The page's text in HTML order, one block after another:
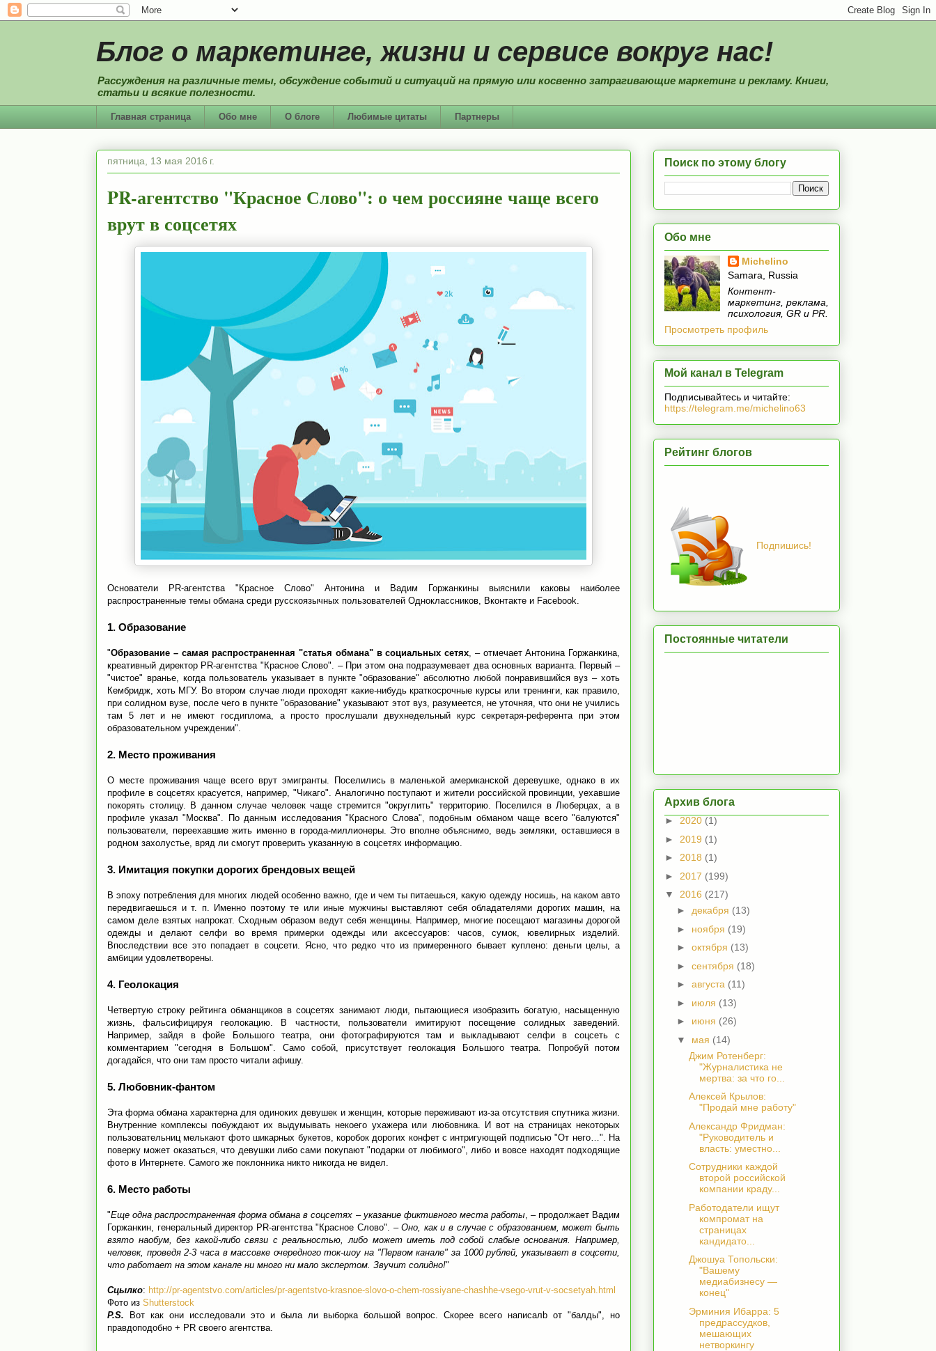
Блог о маркетинге, жизни и сервисе вокруг нас!
Рассуждения на различные темы, обсуждение событий и ситуаций на прямую или косвенно затрагивающие маркетинг и рекламу. Книги,
статьи и всякие полезности.
Главная страница Обо мне О блоге Любимые цитаты Партнеры
пятница, 13 мая 2016 г.
PR-агентство "Красное Слово": о чем россияне чаще всего
врут в соцсетях
Основатели PR-агентства "Красное Слово" Антонина и Вадим Горжанкины выяснили каковы наиболее
распространенные темы обмана среди русскоязычных пользователей Одноклассников, Вконтакте и Facebook.
1. Образование
"Образование – самая распространенная "статья обмана" в социальных сетях , – отмечает Антонина Горжанкина,
креативный директор PR-агентства "Красное Слово". – При этом она подразумевает два основных варианта. Первый –
"чистое" вранье, когда пользователь указывает в пункте "образование" абсолютно любой понравившийся вуз – хоть
Кембридж, хоть МГУ. Во втором случае люди проходят какие-нибудь краткосрочные курсы или тренинги, как правило,
при солидном вузе, после чего в пункте "образование" указывают этот вуз, разумеется, не уточняя, что они не учились
там 5 лет и не имеют госдиплома, а просто прослушали двухнедельный курс секретаря-референта при этом
образовательном учреждении".
2. Место проживания
О месте проживания чаще всего врут эмигранты. Поселились в маленькой американской деревушке, однако в их
профиле в соцсетях красуется, например, "Чикаго". Аналогично поступают и жители российской провинции, уехавшие
покорять столицу. В данном случае человек чаще стремится "округлить" территорию. Поселился в Люберцах, а в
профиле указал "Москва". По данным исследования "Красного Слова", подобным обманом чаще всего "балуются"
пользователи, переехавшие жить именно в города-миллионеры. Это вполне объяснимо, ведь земляки, оставшиеся в
родном захолустье, вряд ли смогут проверить указанную в соцсетях информацию.
3. Имитация покупки дорогих брендовых вещей
В эпоху потребления для многих людей особенно важно, где и чем ты питаешься, какую одежду носишь, на каком авто
передвигаешься и т. п. Именно поэтому те или иные мужчины выставляют себя обладателями дорогих машин, на
самом деле взятых напрокат. Сходным образом ведут себя женщины. Например, многие посещают магазины дорогой
одежды и делают селфи во время примерки одежды или аксессуаров: часов, сумок, ювелирных изделий.
Впоследствии все это попадает в соцсети. Ясно, что редко что из примеренного бывает куплено: деньги целы, а
амбиции удовлетворены.
4. Геолокация
Четвертую строку рейтинга обманщиков в соцсетях занимают люди, пытающиеся изобразить богатую, насыщенную
жизнь, фальсифицируя геолокацию. В частности, пользователи имитируют посещение солидных заведений.
Например, зайдя в фойе Большого театра, они фотографируются там и выкладывают селфи в соцсеть с
комментарием "сегодня в Большом". Само собой, присутствует геолокация Большого театра. Попробуй потом
догадайся, что они там просто читали афишу.
5. Любовник-фантом
Эта форма обмана характерна для одиноких девушек и женщин, которые переживают из-за отсутствия спутника жизни.
Внутренние комплексы побуждают их выдумывать некоего ухажера или любовника. И вот на страницах некоторых
пользовательниц мелькают фото шикарных букетов, коробок дорогих конфет с интригующей подписью "От него…". На
поверку может оказаться, что девушки либо сами покупают "подарки от любимого", либо и вовсе находят подходящие
фото в Интернете. Самого же поклонника никто никогда не видел.
6. Место работы
"Еще одна распространенная форма обмана в соцсетях – указание фиктивного места работы, – продолжает Вадим
Горжанкин, генеральный директор PR-агентства "Красное Слово". –Оно, как и в случае с образованием, может быть
взято наобум, без какой-либо связи с реальностью, либо может иметь под собой слабые основания. Например,
человек, проведя 2-3 часа в массовке очередного ток-шоу на "Первом канале" за 1000 рублей, указывает в соцсети,
что работает на этом канале ни много ни мало экспертом. Звучит солидно!"
Сцылко: http://pr-agentstvo.com/articles/pr-agentstvo-krasnoe-slovo-o-chem-rossiyane-chashhe-vsego-vrut-v-socsetyah.html
Фото из Shutterstock
P.S. Вот как они исследовали это и была ли выборка большой вопрос. Скорее всего написалb от "балды", но
правдоподобно + PR своего агентства.
Поиск по этому блогу
Обо мне
Michelino
Samara, Russia
Контент-
маркетинг, реклама,
психология, GR и PR.
Просмотреть профиль
Мой канал в Telegram
Подписывайтесь и читайте:
https://telegram.me/michelino63
Рейтинг блогов
Подпишись!
Постоянные читатели
Архив блога
► 2020 (1)
► 2019 (1)
► 2018 (1)
► 2017 (199)
▼ 2016 (217)
► декабря (13)
► ноября (19)
► октября (13)
► сентября (18)
► августа (11)
► июля (13)
► июня (26)
▼ мая (14)
Джим Ротенберг:
"Журналистика не
мертва: за что го...
Алексей Крылов:
"Продай мне работу"
Александр Фридман:
"Руководитель и
власть: уместно...
Сотрудники каждой
второй российской
компании краду...
Работодатели ищут
компромат на
страницах
кандидато...
Джошуа Топольски:
"Вашему
медиабизнесу —
конец"
Эрминия Ибарра: 5
предрассудков,
мешающих
нетворкингу